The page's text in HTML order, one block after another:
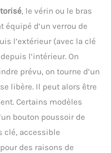
, le vérin ou le bras
d’un verrou de
l’extérieur (avec la clé
l’intérieur. On
prévu, on tourne d’un
libère. Il peut alors être
Certains modèles
bouton poussoir de
clé, accessible
des raisons de